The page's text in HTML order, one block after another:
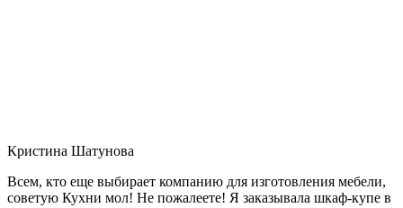
Кристина Шатунова
Всем, кто еще выбирает компанию для изготовления мебели,
советую Кухни мол! Не пожалеете! Я заказывала шкаф-купе в